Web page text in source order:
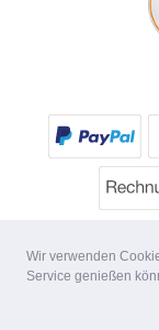
Wir verwenden
Service genießen
* Alle